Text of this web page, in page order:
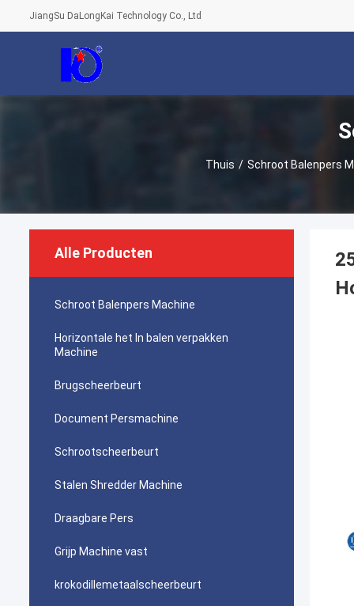
JiangSu DaLongKai Technology Co., Ltd
Thuis / Schroot Balenpers
Alle Producten
Schroot Balenpers Machine
Horizontale het In balen verpakken
Machine
Brugscheerbeurt
Document Persmachine
Schrootscheerbeurt
Stalen Shredder Machine
Draagbare Pers
Grijp Machine vast
krokodillemetaalscheerbeurt